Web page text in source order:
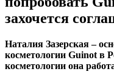
захочется
Наталия Зазерская –
косметологии Guinot в
косметологии она